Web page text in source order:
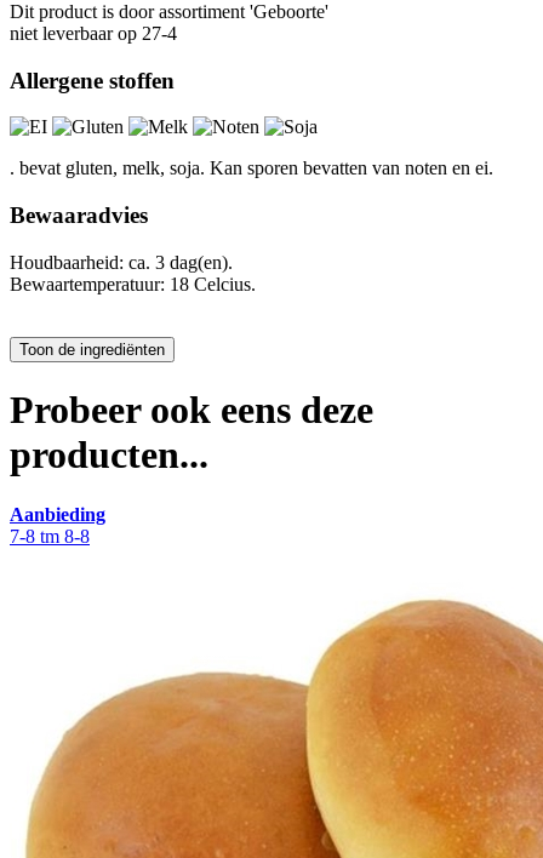
Dit product is door assortiment 'Geboorte'
niet leverbaar op 27-4
Allergene stoffen
. bevat gluten, melk, soja. Kan sporen bevatten van noten en ei.
Bewaaradvies
Houdbaarheid: ca. 3 dag(en).
Bewaartemperatuur: 18 Celcius.
Probeer ook eens deze
producten...
Aanbieding
7-8 tm 8-8